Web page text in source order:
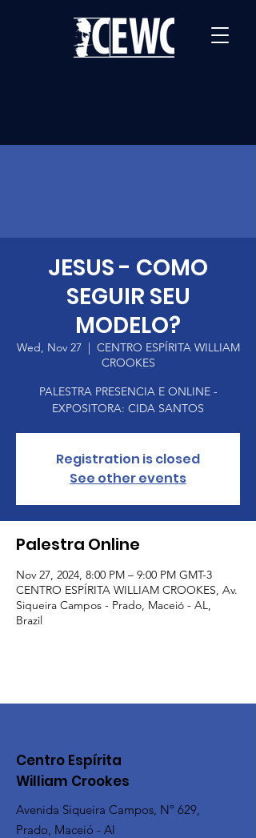
JESUS - COMO
SEGUIR SEU
MODELO?
Wed, Nov 27
  |
CENTRO ESPÍRITA WILLIAM
CROOKES
PALESTRA PRESENCIA E ONLINE -
EXPOSITORA: CIDA SANTOS
Registration is closed
See other events
Palestra Online
Nov 27, 2024, 8:00 PM – 9:00 PM GMT-3
CENTRO ESPÍRITA WILLIAM CROOKES, Av.
Siqueira Campos - Prado, Maceió - AL,
Brazil
Centro Espírita
William Crookes
Avenida Siqueira Campos, Nº 629,
Prado, Maceió - Al